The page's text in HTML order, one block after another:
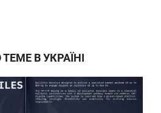
В УКРАЇНІ